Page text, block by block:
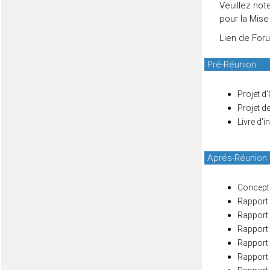
Veuillez
pour la
Lien de
Pré-Réunion
Projet
Projet
Livre
Aprés-Réunion
Rapport
Rapport
Rapport
Rapport
Rapport